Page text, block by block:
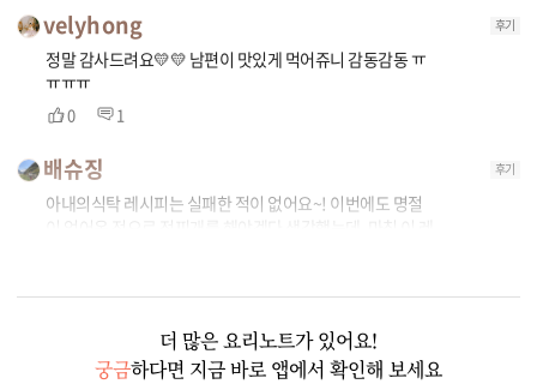
velyhong 후기
정말 감사드려요💛💛 남편이 맛있게 먹어쥬니 감동감동 ㅠ
ㅠㅠㅠ
0 1
배슈징 후기
아내의식탁 레시피는 실패한 적이 없어요~! 이번에도 명절
하게 맛있었어요~! 가지덮밥, 순두부찌개, 두부조림 등 최애
더 많은 요리노트가 있어요!
궁금하다면 지금 바로 앱에서 확인해 보세요